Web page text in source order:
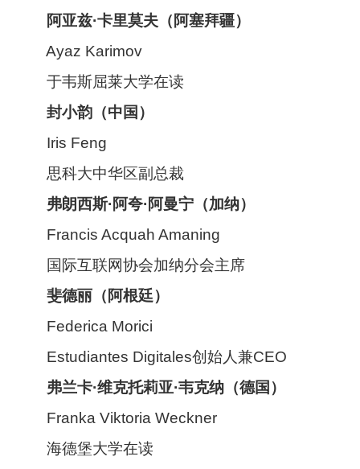
阿亚兹·卡里莫夫 （阿塞拜疆）
Ayaz Karimov
于韦斯屈莱大学在读
封小韵（中国）
Iris Feng
思科大中华区副总裁
弗朗西斯·阿夸·阿曼宁（加纳）
Francis Acquah Amaning
国际互联网协会加纳分会主席
斐德丽 （阿根廷）
Federica Morici
Estudiantes Digitales创始人兼CEO
弗兰卡·维克托莉亚·韦克纳（德国）
Franka Viktoria Weckner
海德堡大学在读